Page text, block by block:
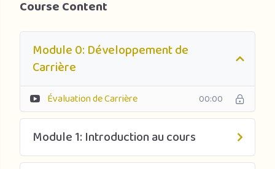
Course Content
Module 0: Développement de
Carrière
Évaluation de Carrière 00:00
Module 1: Introduction au cours